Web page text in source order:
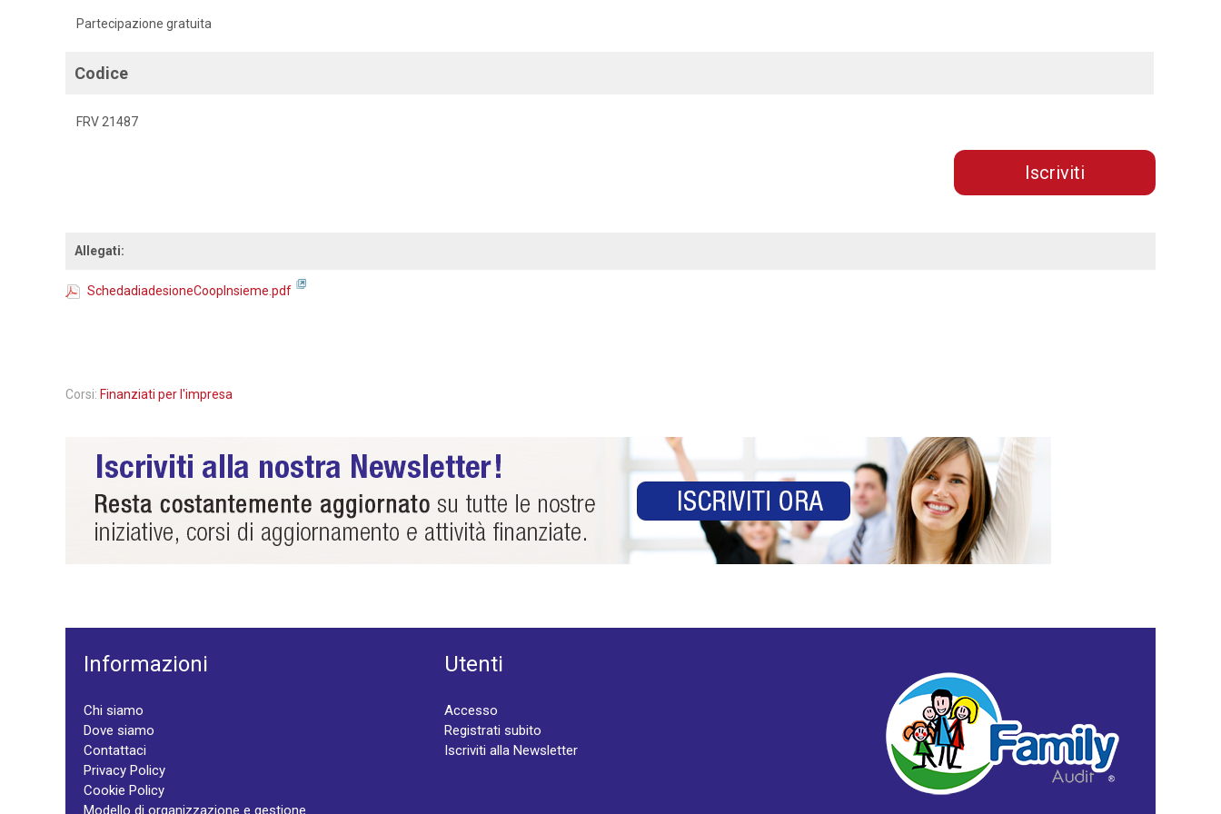
Partecipazione gratuita
Codice
FRV 21487
Iscriviti
Allegati:
SchedadiadesioneCoopInsieme.pdf
Corsi: Finanziati per l'impresa
Informazioni
Chi siamo
Dove siamo
Contattaci
Privacy Policy
Cookie Policy
Modello di organizzazione e gestione
Utenti
Accesso
Registrati subito
Iscriviti alla Newsletter